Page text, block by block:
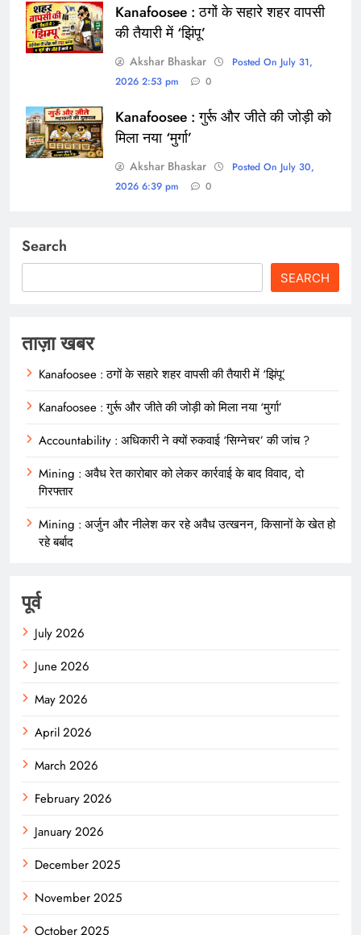
Kanafoosee : ठगों के सहारे शहर वापसी
की तैयारी में ‘झिंपू’
Akshar Bhaskar
Posted On July 31,
2026 2:53 pm
0
Kanafoosee : गुर्रू और जीते की जोड़ी को
मिला नया ‘मुर्गा’
Akshar Bhaskar
Posted On July 30,
2026 6:39 pm
0
Search
SEARCH
ताज़ा खबर
Kanafoosee : ठगों के सहारे शहर वापसी की तैयारी में ‘झिंपू’
Kanafoosee : गुर्रू और जीते की जोड़ी को मिला नया ‘मुर्गा’
Accountability : अधिकारी ने क्यों रुकवाई ‘सिग्नेचर’ की जांच ?
Mining : अवैध रेत कारोबार को लेकर कार्रवाई के बाद विवाद, दो
गिरफ्तार
Mining : अर्जुन और नीलेश कर रहे अवैध उत्खनन, किसानों के खेत हो
रहे बर्बाद
पूर्व
July 2026
June 2026
May 2026
April 2026
March 2026
February 2026
January 2026
December 2025
November 2025
October 2025